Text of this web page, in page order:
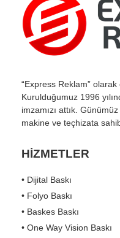
“Express Reklam”
Kurulduğumuz 1996
imzamızı attık.
makine ve teçhizata
HİZMETLER
• Dijital Baskı
• Folyo Baskı
• Baskes Baskı
• One Way Vision Baskı